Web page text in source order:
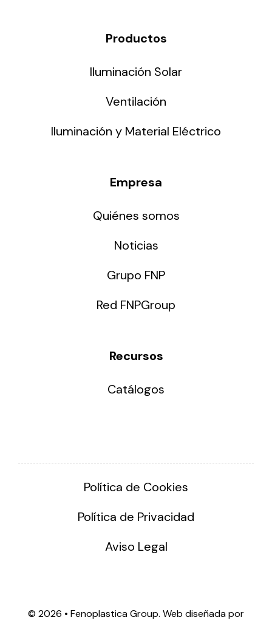
Productos
Iluminación Solar
Ventilación
Iluminación y Material Eléctrico
Empresa
Quiénes somos
Noticias
Grupo FNP
Red FNPGroup
Recursos
Catálogos
Política de Cookies
Política de Privacidad
Aviso Legal
© 2026 • Fenoplastica Group. Web diseñada por